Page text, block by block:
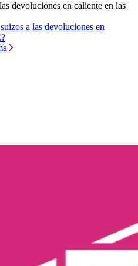
devoluciones en caliente en las
a las devoluciones en